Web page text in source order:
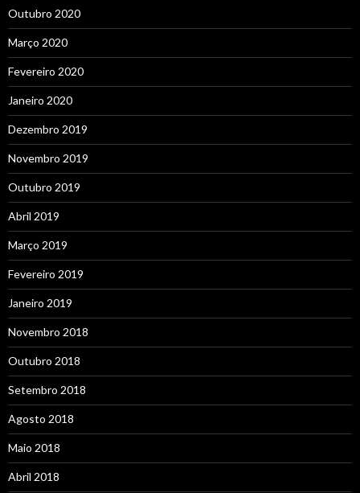
Outubro 2020
Março 2020
Fevereiro 2020
Janeiro 2020
Dezembro 2019
Novembro 2019
Outubro 2019
Abril 2019
Março 2019
Fevereiro 2019
Janeiro 2019
Novembro 2018
Outubro 2018
Setembro 2018
Agosto 2018
Maio 2018
Abril 2018